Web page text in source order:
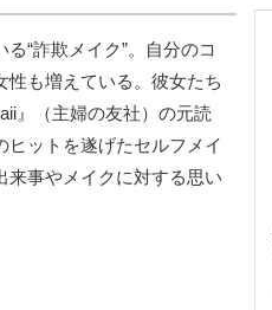
“詐欺メイク”。自分のコ
も増えている。彼女たち
』（主婦の友社）の元読
ヒットを遂げたセルフメイ
来事やメイクに対する思い